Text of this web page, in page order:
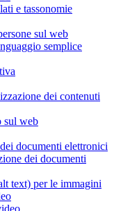
e tassonomie
sul web
semplice
dei contenuti
sul web
documenti elettronici
dei documenti
text) per le immagini